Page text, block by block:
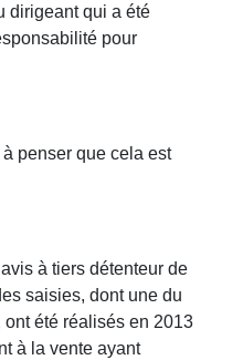
dirigeant qui a été
pour
penser que cela est
à tiers détenteur de
saisies, dont une du
ont été réalisés en 2013
à la vente ayant